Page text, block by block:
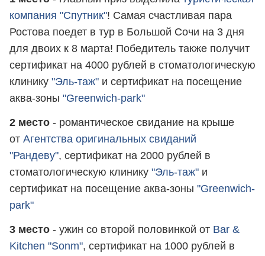
компания "Спутник"! Самая счастливая пара
Ростова поедет в тур в Большой Сочи на 3 дня
для двоих к 8 марта! Победитель также получит
сертификат на 4000 рублей в стоматологическую
клинику "Эль-таж" и сертификат на посещение
аква-зоны "Greenwich-park"
2 место - романтическое свидание на крыше
от Агентства оригинальных свиданий
"Рандеву", сертификат на 2000 рублей в
стоматологическую клинику "Эль-таж" и
сертификат на посещение аква-зоны "Greenwich-
park"
3 место - ужин со второй половинкой от Bar &
Kitchen "Sonm", сертификат на 1000 рублей в